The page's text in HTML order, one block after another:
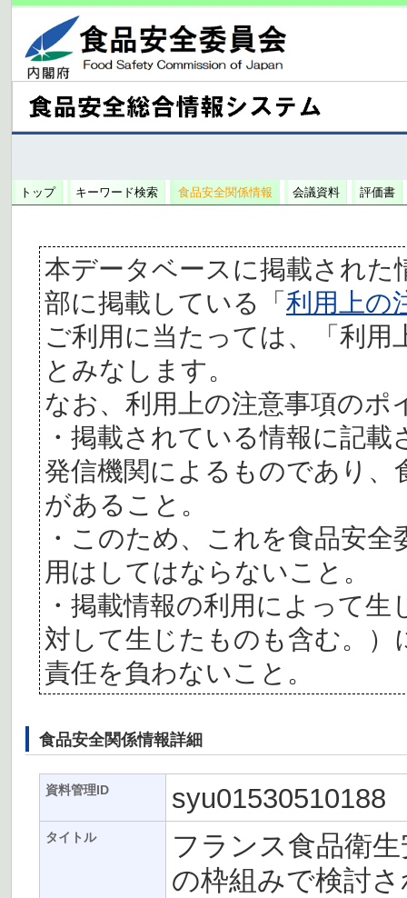
トップ キーワード検索 食品安全関係情報 会議資料 評価書
本データベースに掲載された
部に掲載している「利用上の
ご利用に当たっては、「利
とみなします。
なお、利用上の注意事項の
・掲載されている情報に記
発信機関によるものであり、
があること。
・このため、これを食品安
用はしてはならないこと。
・掲載情報の利用によって
対して生じたものも含む。
責任を負わないこと。
食品安全関係情報詳細
資料管理ID syu01530510188
タイトル
フランス食品衛
の枠組みで検討